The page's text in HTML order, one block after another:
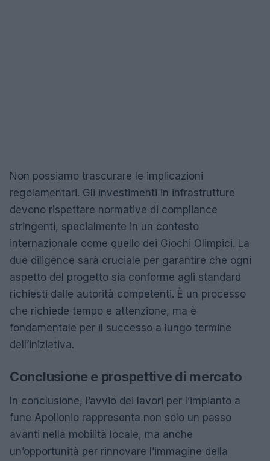
Non possiamo trascurare le implicazioni
regolamentari. Gli investimenti in infrastrutture
devono rispettare normative di compliance
stringenti, specialmente in un contesto
internazionale come quello dei Giochi Olimpici. La
due diligence sarà cruciale per garantire che ogni
aspetto del progetto sia conforme agli standard
richiesti dalle autorità competenti. È un processo
che richiede tempo e attenzione, ma è
fondamentale per il successo a lungo termine
dell’iniziativa.
Conclusione e prospettive di mercato
In conclusione, l’avvio dei lavori per l’impianto a
fune Apollonio rappresenta non solo un passo
avanti nella mobilità locale, ma anche
un’opportunità per rinnovare l’immagine della